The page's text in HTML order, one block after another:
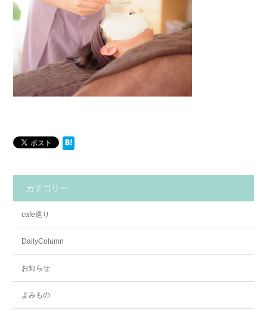
カテゴリー
cafe巡り
DailyColumn
お知らせ
よみもの